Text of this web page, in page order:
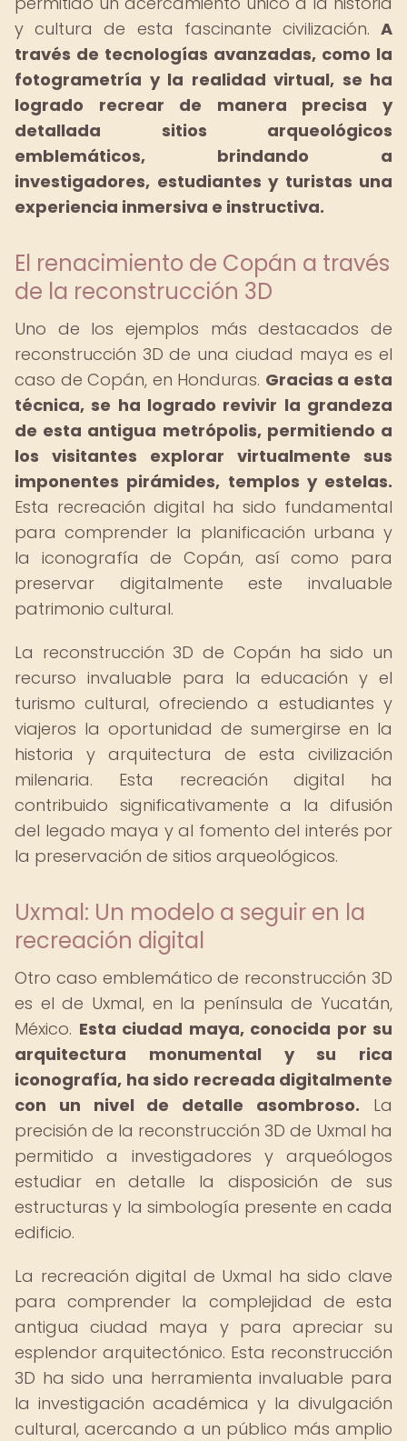
y cultura de esta fascinante civilización. A
través de tecnologías avanzadas, como la
fotogrametría y la realidad virtual, se ha
logrado recrear de manera precisa y
detallada sitios arqueológicos
emblemáticos, brindando a
investigadores, estudiantes y turistas una
experiencia inmersiva e instructiva.
El renacimiento de Copán a través
de la reconstrucción 3D
Uno de los ejemplos más destacados de
reconstrucción 3D de una ciudad maya es el
caso de Copán, en Honduras. Gracias a esta
técnica, se ha logrado revivir la grandeza
de esta antigua metrópolis, permitiendo a
los visitantes explorar virtualmente sus
imponentes pirámides, templos y estelas.
Esta recreación digital ha sido fundamental
para comprender la planificación urbana y
la iconografía de Copán, así como para
preservar digitalmente este invaluable
patrimonio cultural.
La reconstrucción 3D de Copán ha sido un
recurso invaluable para la educación y el
turismo cultural, ofreciendo a estudiantes y
viajeros la oportunidad de sumergirse en la
historia y arquitectura de esta civilización
milenaria. Esta recreación digital ha
contribuido significativamente a la difusión
del legado maya y al fomento del interés por
la preservación de sitios arqueológicos.
Uxmal: Un modelo a seguir en la
recreación digital
Otro caso emblemático de reconstrucción 3D
es el de Uxmal, en la península de Yucatán,
México. Esta ciudad maya, conocida por su
arquitectura monumental y su rica
iconografía, ha sido recreada digitalmente
con un nivel de detalle asombroso. La
precisión de la reconstrucción 3D de Uxmal ha
permitido a investigadores y arqueólogos
estudiar en detalle la disposición de sus
estructuras y la simbología presente en cada
edificio.
La recreación digital de Uxmal ha sido clave
para comprender la complejidad de esta
antigua ciudad maya y para apreciar su
esplendor arquitectónico. Esta reconstrucción
3D ha sido una herramienta invaluable para
la investigación académica y la divulgación
cultural, acercando a un público más amplio